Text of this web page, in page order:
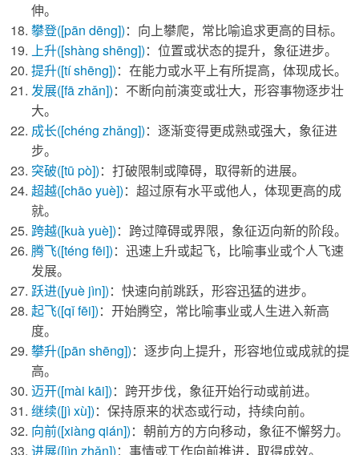
伸。
攀登([pān dēng])：向上攀爬，常比喻追求更高的目标。
上升([shàng shēng])：位置或状态的提升，象征进步。
提升([tí shēng])：在能力或水平上有所提高，体现成长。
发展([fā zhǎn])：不断向前演变或壮大，形容事物逐步壮
大。
成长([chéng zhǎng])：逐渐变得更成熟或强大，象征进
步。
突破([tū pò])：打破限制或障碍，取得新的进展。
超越([chāo yuè])：超过原有水平或他人，体现更高的成
就。
跨越([kuà yuè])：跨过障碍或界限，象征迈向新的阶段。
腾飞([téng fēi])：迅速上升或起飞，比喻事业或个人飞速
发展。
跃进([yuè jìn])：快速向前跳跃，形容迅猛的进步。
起飞([qǐ fēi])：开始腾空，常比喻事业或人生进入新高
度。
攀升([pān shēng])：逐步向上提升，形容地位或成就的提
高。
迈开([mài kāi])：跨开步伐，象征开始行动或前进。
继续([jì xù])：保持原来的状态或行动，持续向前。
向前([xiàng qián])：朝前方的方向移动，象征不懈努力。
进展([jìn zhǎn])：事情或工作向前推进，取得成效。